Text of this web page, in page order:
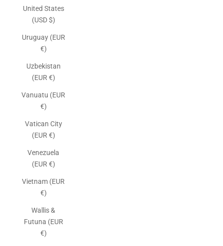
United States
(USD $)
Uruguay (EUR
€)
Uzbekistan
(EUR €)
Vanuatu (EUR
€)
Vatican City
(EUR €)
Venezuela
(EUR €)
Vietnam (EUR
€)
Wallis &
Futuna (EUR
€)